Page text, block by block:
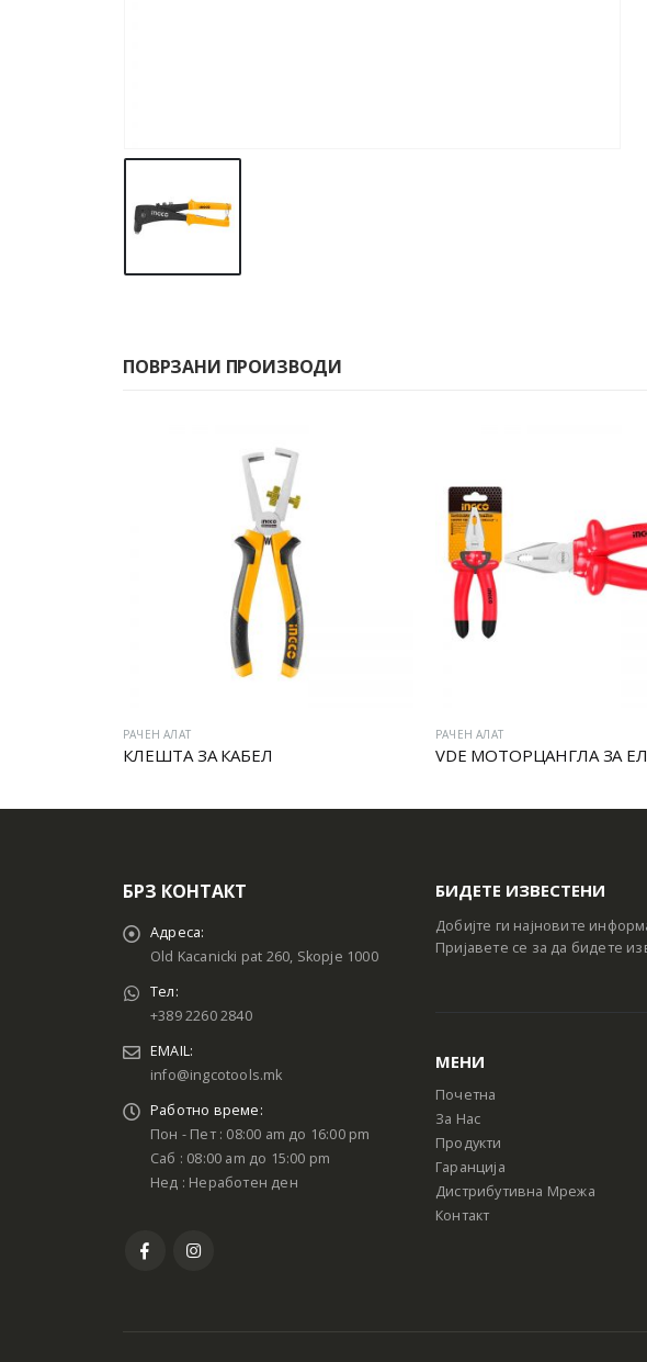
ПОВРЗАНИ ПРОИЗВОДИ
VDE МОТОРЦАНГЛА ЗА ЕЛЕКТРИЧАРИ Папагалки
БРЗ КОНТАКТ
Адреса:
Old Kacanicki pat 260, Skopje 1000
Тел:
+389 2260 2840
EMAIL:
info@ingcotools.mk
Работно време:
Пон - Пет : 08:00 am до 16:00 pm
Саб : 08:00 am до 15:00 pm
Нед : Неработен ден
БИДЕТЕ ИЗВЕСТЕНИ
Добијте ги најновите
Пријавете се за да бидете
МЕНИ
Почетна
За Нас
Продукти
Гаранција
Дистрибутивна Мрежа
Контакт